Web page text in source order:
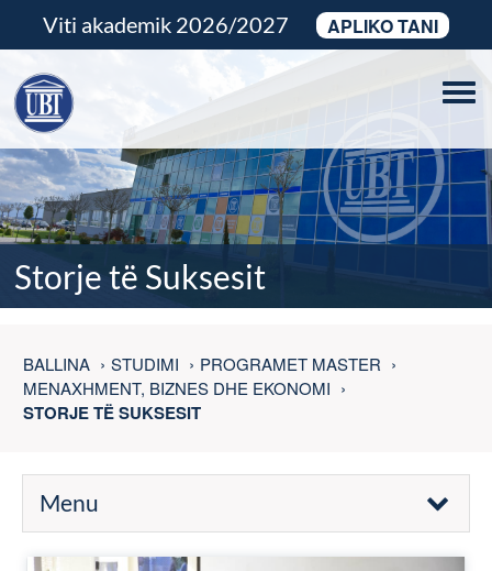
Viti akademik 2026/2027 APLIKO TANI
Storje të Suksesit
BALLINA STUDIMI
PROGRAMET MASTER
MENAXHMENT, BIZNES DHE EKONOMI
STORJE TË SUKSESIT
Menu